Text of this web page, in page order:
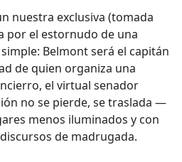
nuestra exclusiva (tomada
por el estornudo de una
Belmont será el capitán
de quien organiza una
el virtual senador
no se pierde, se traslada —
menos iluminados y con
de madrugada.